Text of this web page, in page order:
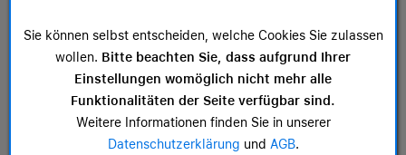
Wir konnten
Sie können selbst entscheiden, welche Cookies Sie zulassen
wollen. Bitte beachten Sie, dass aufgrund Ihrer
Einstellungen womöglich nicht mehr alle
Funktionalitäten der Seite verfügbar sind.
Weitere Informationen finden Sie in unserer
Datenschutzerklärung und AGB.